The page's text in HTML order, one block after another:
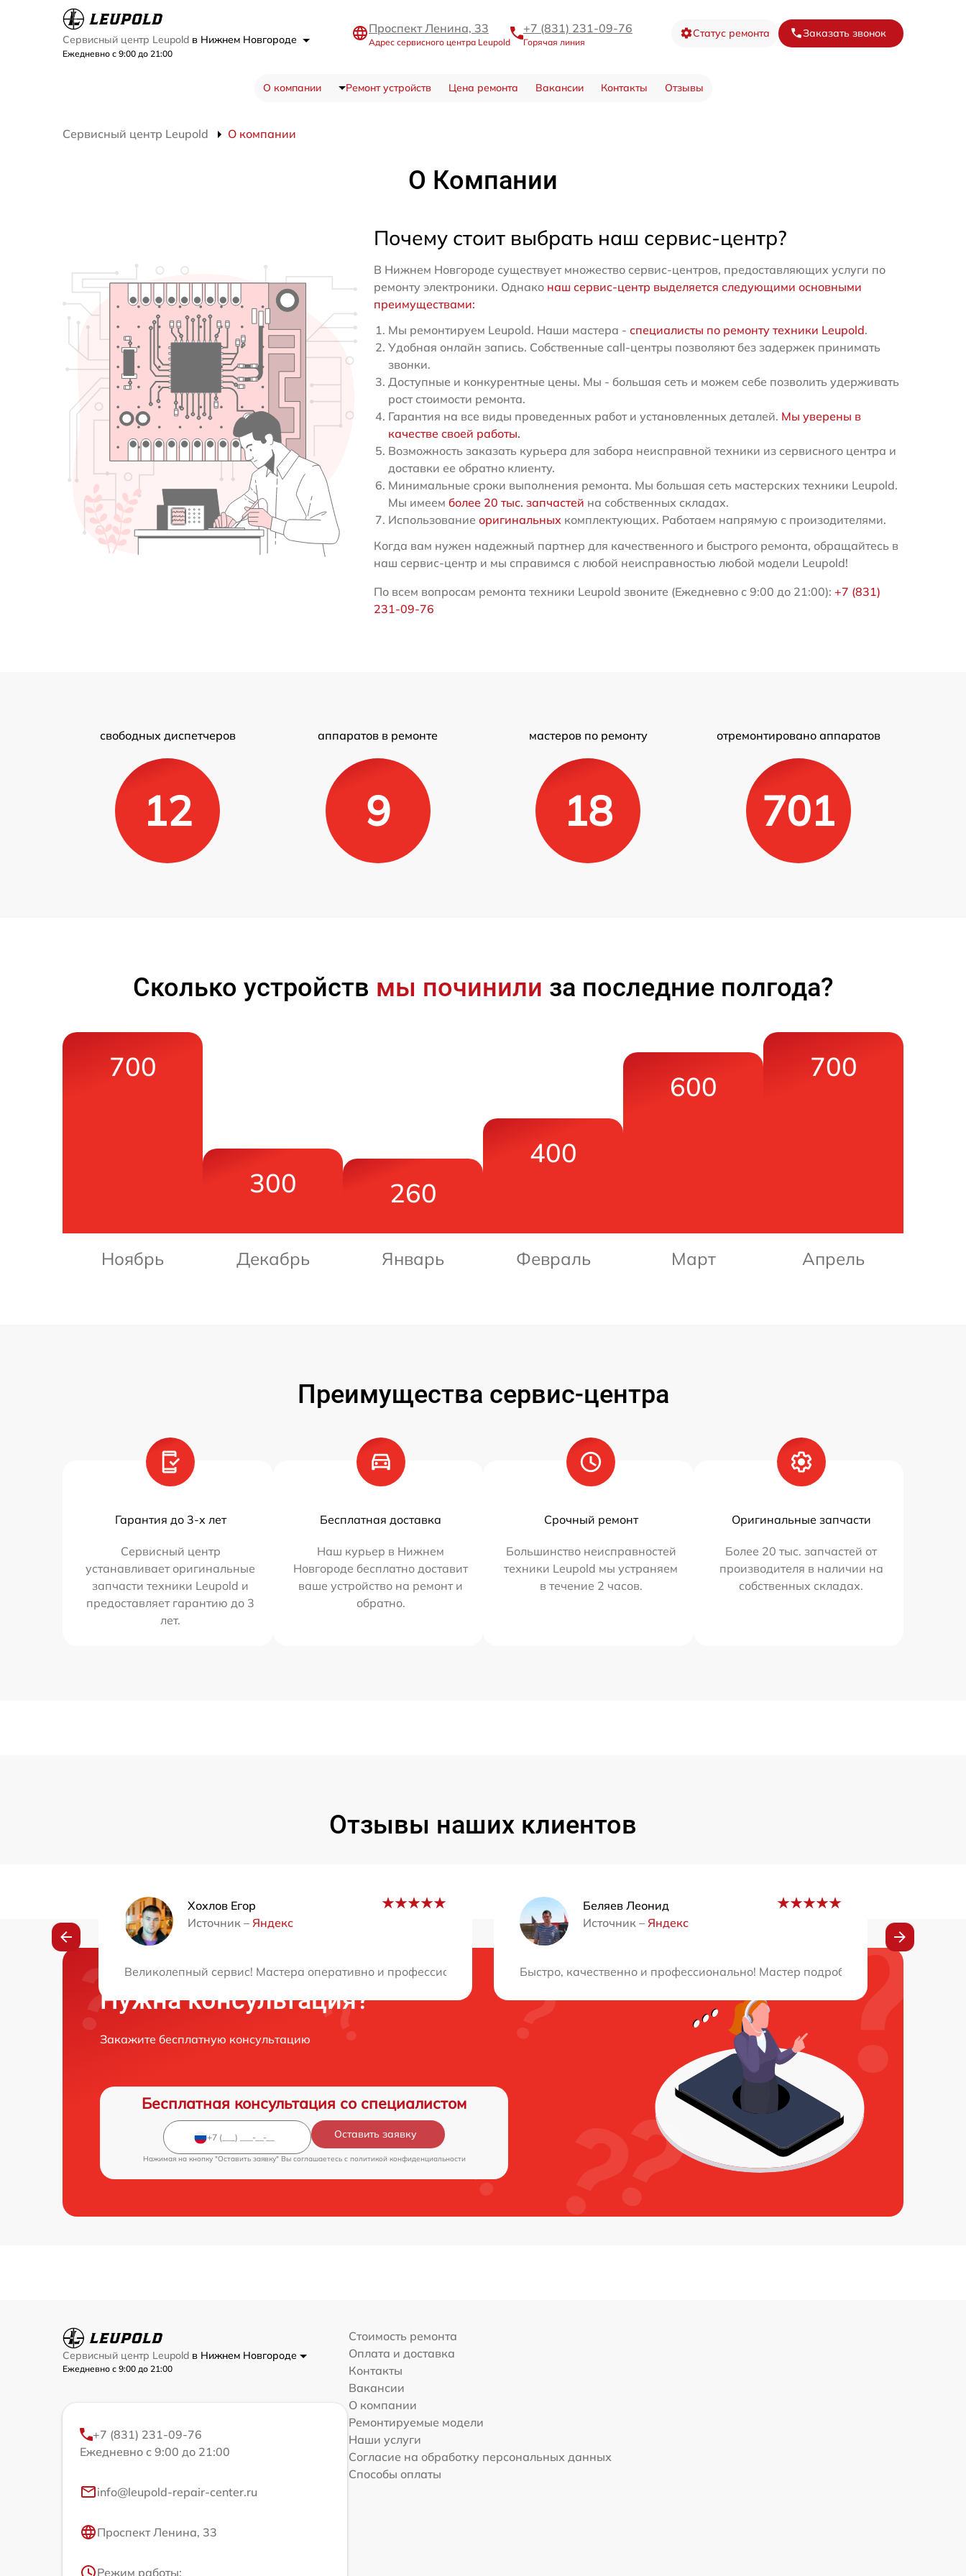
Сервисный центр Leupold в Нижнем Новгороде
Ежедневно с 9:00 до 21:00
Проспект Ленина, 33
Адрес сервисного центра Leupold
+7 (831) 231-09-76
Горячая линия
Статус ремонта Заказать звонок
О компании Ремонт устройств Цена ремонта Вакансии Контакты Отзывы
Сервисный центр Leupold О компании
О Компании
Почему стоит выбрать наш сервис-центр?
В Нижнем Новгороде существует множество сервис-центров, предоставляющих услуги по
ремонту электроники. Однако наш сервис-центр выделяется следующими основными
преимуществами:
Мы ремонтируем Leupold. Наши мастера - специалисты по ремонту техники Leupold.
Удобная онлайн запись. Собственные call-центры позволяют без задержек принимать
звонки.
Доступные и конкурентные цены. Мы - большая сеть и можем себе позволить удерживать
рост стоимости ремонта.
Гарантия на все виды проведенных работ и установленных деталей. Мы уверены в
качестве своей работы.
Возможность заказать курьера для забора неисправной техники из сервисного центра и
доставки ее обратно клиенту.
Минимальные сроки выполнения ремонта. Мы большая сеть мастерских техники Leupold.
Мы имеем более 20 тыс. запчастей на собственных складах.
Использование оригинальных комплектующих. Работаем напрямую с произодителями.
Когда вам нужен надежный партнер для качественного и быстрого ремонта, обращайтесь в
наш сервис-центр и мы справимся с любой неисправностью любой модели Leupold!
По всем вопросам ремонта техники Leupold звоните (Ежедневно с 9:00 до 21:00): +7 (831)
231-09-76
свободных диспетчеров
12
аппаратов в ремонте
9
мастеров по ремонту
18
отремонтировано аппаратов
701
Сколько устройств мы починили за последние полгода?
700
Ноябрь
300
Декабрь
260
Январь
400
Февраль
600
Март
700
Апрель
Преимущества сервис-центра
Гарантия до 3-х лет
Сервисный центр
устанавливает оригинальные
запчасти техники Leupold и
предоставляет гарантию до 3
лет.
Бесплатная доставка
Наш курьер в Нижнем
Новгороде бесплатно доставит
ваше устройство на ремонт и
обратно.
Срочный ремонт
Большинство неисправностей
техники Leupold мы устраняем
в течение 2 часов.
Оригинальные запчасти
Более 20 тыс. запчастей от
производителя в наличии на
собственных складах.
Отзывы наших клиентов
Хохлов Егор
Источник – Яндекс
Великолепный сервис! Мастера оперативно и профессионально справились с ремонтом, уделывая внимание каждой детали. Получил полное
Беляев Леонид
Источник – Яндекс
Быстро, качественно и профессионально! Мастер подробно рассказал о
Нужна консультация?
Закажите бесплатную консультацию
Бесплатная консультация со специалистом
Оставить заявку
Нажимая на кнопку "Оставить заявку" Вы соглашаетесь c политикой конфиденциальности
Сервисный центр Leupold в Нижнем Новгороде
Ежедневно с 9:00 до 21:00
+7 (831) 231-09-76
Ежедневно с 9:00 до 21:00
info@leupold-repair-center.ru
Проспект Ленина, 33
Режим работы:
Стоимость ремонта
Оплата и доставка
Контакты
Вакансии
О компании
Ремонтируемые модели
Наши услуги
Согласие на обработку персональных данных
Способы оплаты